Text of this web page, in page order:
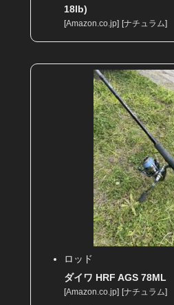
18lb)
[Amazon.co.jp] [ナチュラム]
ロッド
ダイワ HRF AGS 78ML
[Amazon.co.jp] [ナチュラム]